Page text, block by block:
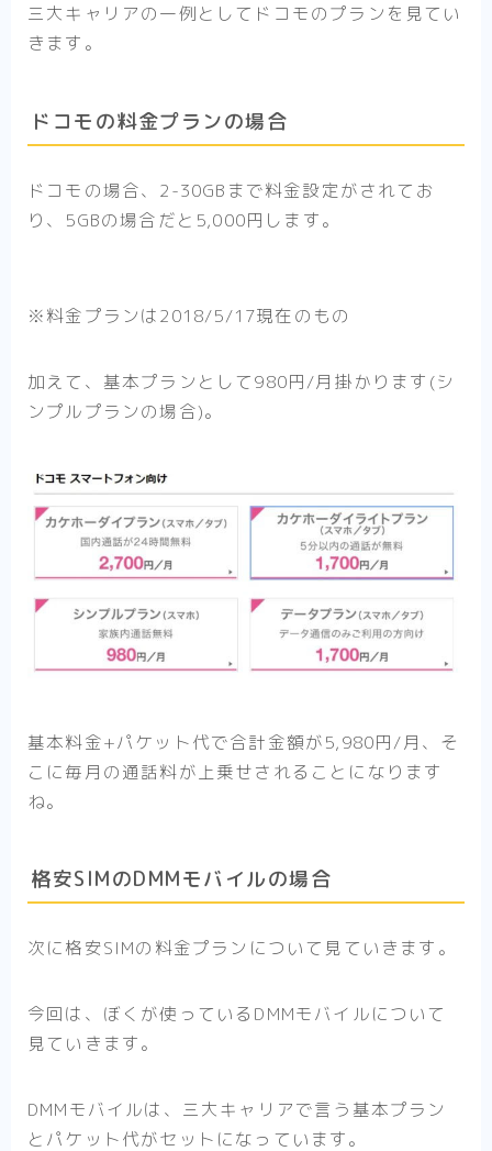
三大キャリアの一例としてドコモのプランを見てい
きます。
ドコモの料金プランの場合
ドコモの場合、2-30GBまで料金設定がされてお
り、5GBの場合だと5,000円します。
※料金プランは2018/5/17現在のもの
加えて、基本プランとして980円/月掛かります(シ
ンプルプランの場合)。
基本料金+パケット代で合計金額が5,980円/月、そ
こに毎月の通話料が上乗せされることになります
ね。
格安SIMのDMMモバイルの場合
次に格安SIMの料金プランについて見ていきます。
今回は、ぼくが使っているDMMモバイルについて
見ていきます。
DMMモバイルは、三大キャリアで言う基本プラン
とパケット代がセットになっています。